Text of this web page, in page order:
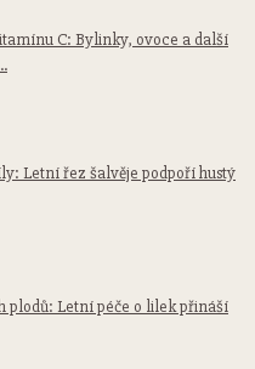
C: Bylinky, ovoce a další
Letní řez šalvěje podpoří hustý
plodů: Letní péče o lilek přináší